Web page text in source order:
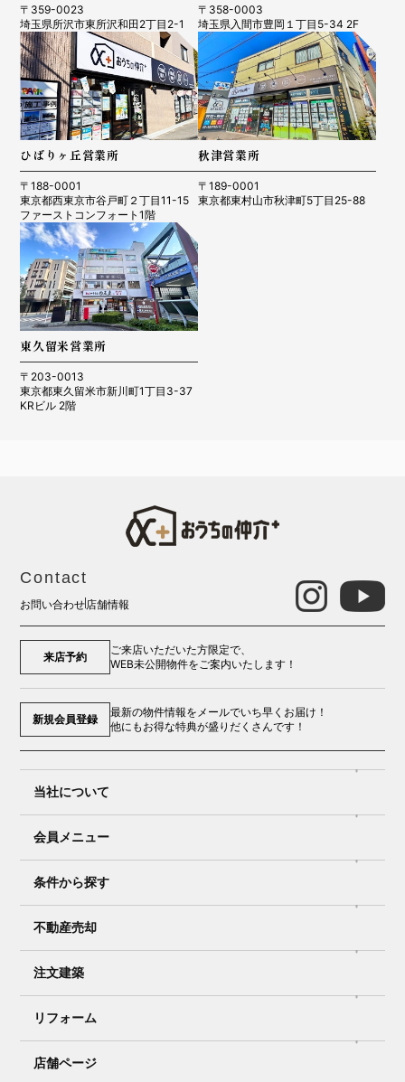
R8.2.16 所沢市 H様
R8.2.1 東村山市 K.M様
R7.12.14 所沢市 Y様
R7.9.21 さいたま市 KM様
R7.8.24 入間市 I様
〒359-0023
埼玉県所沢市東所沢和田2丁目2-1
〒358-0003
埼玉県入間市豊岡１丁目5-34 2F
ひばりヶ丘営業所
〒188-0001
東京都西東京市谷戸町２丁目11-15
ファーストコンフォート1階
秋津営業所
〒189-0001
東京都東村山市秋津町5丁目25-88
東久留米営業所
〒203-0013
東京都東久留米市新川町1丁目3-37
KRビル 2階
Contact
お問い合わせ店舗情報
来店予約
ご来店いただいた方限定で、
WEB未公開物件をご案内いたします！
新規会員登録
最新の物件情報をメールでいち早くお届け！
他にもお得な特典が盛りだくさんです！
当社について
会員メニュー
条件から探す
不動産売却
注文建築
リフォーム
店舗ページ